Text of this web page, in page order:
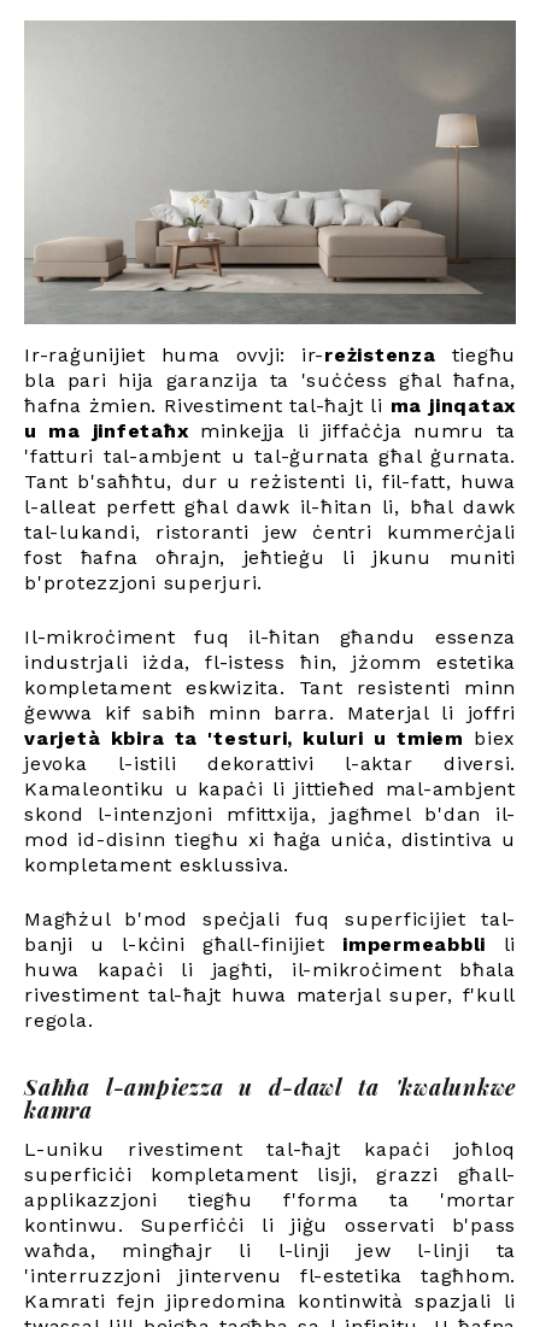
Ir-raġunijiet huma ovvji: ir-reżistenza tiegħu
bla pari hija garanzija ta 'suċċess għal ħafna,
ħafna żmien. Rivestiment tal-ħajt li ma jinqatax
u ma jinfetaħx minkejja li jiffaċċja numru ta
'fatturi tal-ambjent u tal-ġurnata għal ġurnata.
Tant b'saħħtu, dur u reżistenti li, fil-fatt, huwa
l-alleat perfett għal dawk il-ħitan li, bħal dawk
tal-lukandi, ristoranti jew ċentri kummerċjali
fost ħafna oħrajn, jeħtieġu li jkunu muniti
b'protezzjoni superjuri.
Il-mikroċiment fuq il-ħitan għandu essenza
industrjali iżda, fl-istess ħin, jżomm estetika
kompletament eskwizita. Tant resistenti minn
ġewwa kif sabiħ minn barra. Materjal li joffri
varjetà kbira ta 'testuri, kuluri u tmiem biex
jevoka l-istili dekorattivi l-aktar diversi.
Kamaleontiku u kapaċi li jittieħed mal-ambjent
skond l-intenzjoni mfittxija, jagħmel b'dan il-
mod id-disinn tiegħu xi ħaġa uniċa, distintiva u
kompletament esklussiva.
Magħżul b'mod speċjali fuq superficijiet tal-
banji u l-kċini għall-finijiet impermeabbli li
huwa kapaċi li jagħti, il-mikroċiment bħala
rivestiment tal-ħajt huwa materjal super, f'kull
regola.
Saħħa l-ampiezza u d-dawl ta 'kwalunkwe
kamra
L-uniku rivestiment tal-ħajt kapaċi joħloq
superficiċi kompletament lisji, grazzi għall-
applikazzjoni tiegħu f'forma ta 'mortar
kontinwu. Superfiċċi li jiġu osservati b'pass
waħda, mingħajr li l-linji jew l-linji ta
'interruzzjoni jintervenu fl-estetika tagħhom.
Kamrati fejn jipredomina kontinwità spazjali li